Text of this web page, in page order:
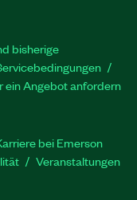
bisherige
ein Angebot anfordern
bei Emerson
Veranstaltungen